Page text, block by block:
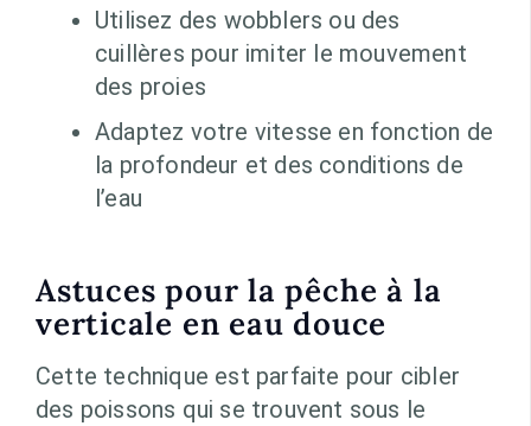
Utilisez des wobblers ou des
cuillères pour imiter le mouvement
des proies
Adaptez votre vitesse en fonction de
la profondeur et des conditions de
l’eau
Astuces pour la pêche à la
verticale en eau douce
Cette technique est parfaite pour cibler
des poissons qui se trouvent sous le